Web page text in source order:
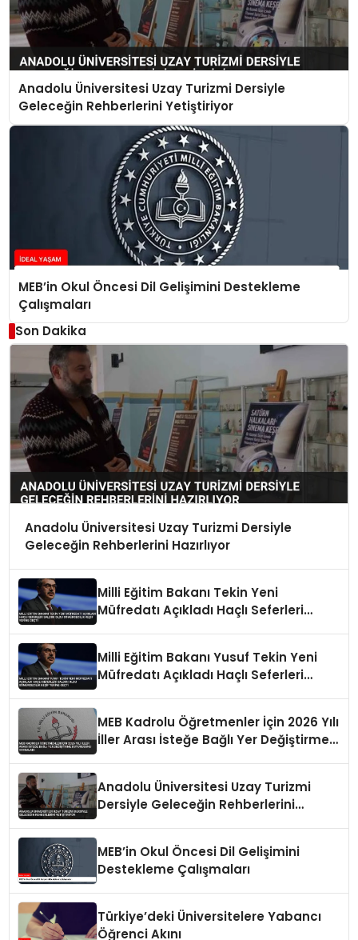
Anadolu Üniversitesi Uzay Turizmi Dersiyle
Geleceğin Rehberlerini Yetiştiriyor
MEB’in Okul Öncesi Dil Gelişimini Destekleme
Çalışmaları
Son Dakika
Anadolu Üniversitesi Uzay Turizmi Dersiyle
Geleceğin Rehberlerini Hazırlıyor
Milli Eğitim Bakanı Tekin Yeni
Müfredatı Açıkladı Haçlı Seferleri
Milli Eğitim Bakanı Yusuf Tekin Yeni
Müfredatı Açıkladı Haçlı Seferleri
MEB Kadrolu Öğretmenler İçin 2026 Yılı
İller Arası İsteğe Bağlı Yer Değiştirme
Anadolu Üniversitesi Uzay Turizmi
Dersiyle Geleceğin Rehberlerini
MEB’in Okul Öncesi Dil Gelişimini
Destekleme Çalışmaları
Türkiye’deki Üniversitelere Yabancı
Öğrenci Akını